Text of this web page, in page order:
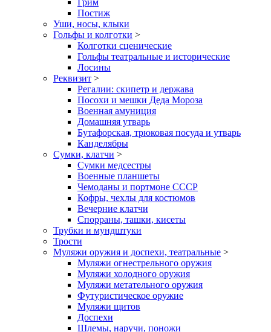
Грим
Постиж
Уши, носы, клыки
Гольфы и колготки >
Колготки сценические
Гольфы театральные и исторические
Лосины
Реквизит >
Регалии: скипетр и держава
Посохи и мешки Деда Мороза
Военная амуниция
Домашняя утварь
Бутафорская, трюковая посуда и утварь
Канделябры
Сумки, клатчи >
Сумки медсестры
Военные планшеты
Чемоданы и портмоне СССР
Кофры, чехлы для костюмов
Вечерние клатчи
Спорраны, ташки, кисеты
Трубки и мундштуки
Трости
Муляжи оружия и доспехи, театральные >
Муляжи огнестрельного оружия
Муляжи холодного оружия
Муляжи метательного оружия
Футуристическое оружие
Муляжи щитов
Доспехи
Шлемы, наручи, поножи